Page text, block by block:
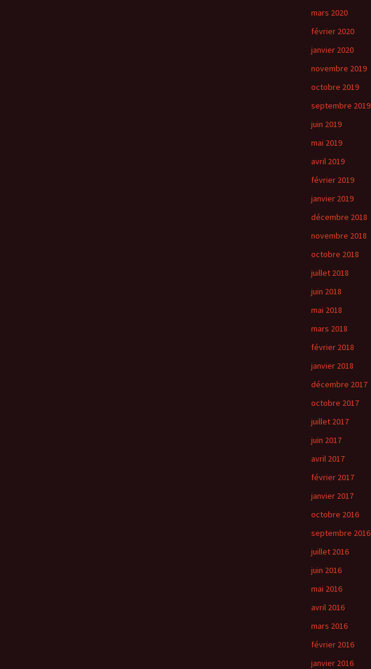
mars 2020
février 2020
janvier 2020
novembre 2019
octobre 2019
septembre 2019
juin 2019
mai 2019
avril 2019
février 2019
janvier 2019
décembre 2018
novembre 2018
octobre 2018
juillet 2018
juin 2018
mai 2018
mars 2018
février 2018
janvier 2018
décembre 2017
octobre 2017
juillet 2017
juin 2017
avril 2017
février 2017
janvier 2017
octobre 2016
septembre 2016
juillet 2016
juin 2016
mai 2016
avril 2016
mars 2016
février 2016
janvier 2016